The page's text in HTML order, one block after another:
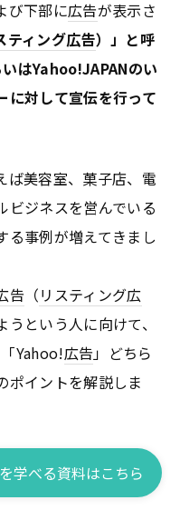
び下部に広告が表示さ
ティング広告）」と呼
はYahoo!JAPANのい
に対して宣伝を行って
ば美容室、菓子店、電
ビジネスを営んでいる
る事例が増えてきまし
告 （リスティング広
という人に向けて、
Yahoo!広告」どちら
ポイントを解説しま
学べる資料はこちら